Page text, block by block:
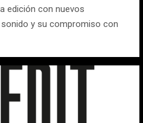
edición con nuevos
y su compromiso con